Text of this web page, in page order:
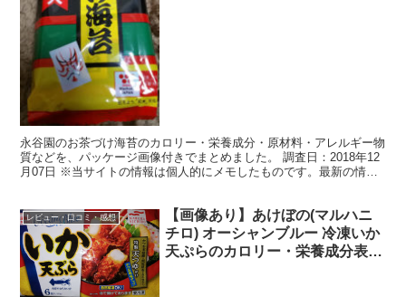
永谷園のお茶づけ海苔のカロリー・栄養成分・原材料・アレルギー物
質などを、パッケージ画像付きでまとめました。 調査日：2018年12
月07日 ※当サイトの情報は個人的にメモしたものです。最新の情
レビュー・口コミ・感想
【画像あり】あけぼの(マルハニ
チロ) オーシャンブルー 冷凍いか
天ぷらのカロリー・栄養成分表・